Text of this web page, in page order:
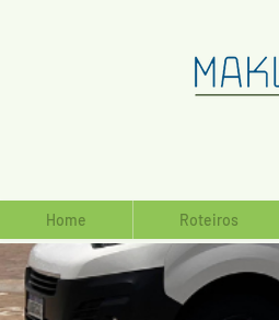
Home Roteiros